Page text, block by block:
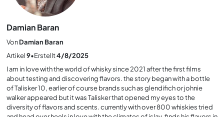
Damian Baran
Von Damian Baran
Artikel9•Erstellt4/8/2025
I am in love with the world of whisky since 2021 after the first films
about testing and discovering flavors. the story began with a bottle
of Talisker 10, earlier of course brands such as glendifich or johnie
walker appeared but it was Talisker that opened my eyes to the
diversity of flavors and scents. currently with over 800 whiskies tried